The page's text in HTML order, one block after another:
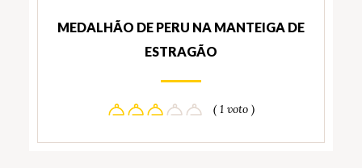
MEDALHÃO DE PERU NA MANTEIGA DE
ESTRAGÃO
( 1 voto )